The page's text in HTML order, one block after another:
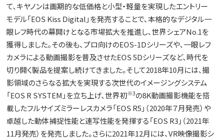
て、キヤノンは画期的な低価格と小型・軽量を実現したエントリー
モデル「EOS Kiss Digital」を発売することで、本格的なデジタル一
眼レフ時代の幕開けとなる市場拡大を推進し、世界シェアNo.1を
獲得しました。その後も、プロ向けのEOS-1Dシリーズや、一眼レフ
カメラによる動画撮影を普及させたEOS 5Dシリーズなど、時代を
切り開く製品を提案し続けてきました。そして2018年10月には、撮
影領域のさらなる拡大を実現する次世代のイメージングシステム
「EOS R SYSTEM」を立ち上げ、世界初※3の8K動画撮影機能を搭
載したフルサイズミラーレスカメラ「EOS R5」（2020年７月発売）や
卓越した動体捕捉性能と連写性能を発揮する「EOS R3」（2021年
11月発売）を発売しました。さらに2021年12月には、VR映像撮影シ